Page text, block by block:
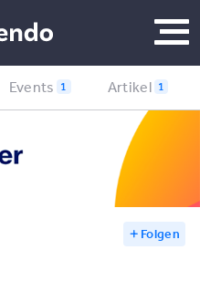
Folgen
Events 1 Artikel 1